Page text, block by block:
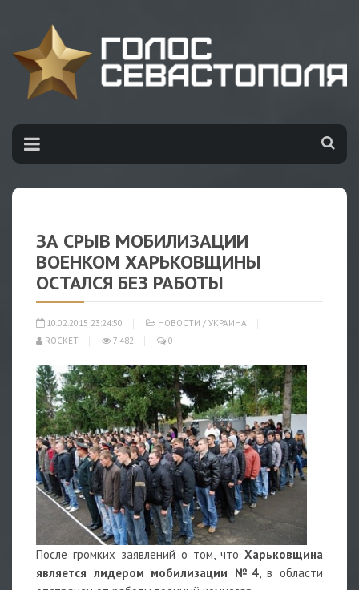
ЗА СРЫВ МОБИЛИЗАЦИИ
ВОЕНКОМ ХАРЬКОВЩИНЫ
ОСТАЛСЯ БЕЗ РАБОТЫ
10.02.2015 23:24:50 НОВОСТИ / УКРАИНА
ROCKET
7 482 0
После громких заявлений о том, что Харьковщина
является лидером мобилизации №4, в области